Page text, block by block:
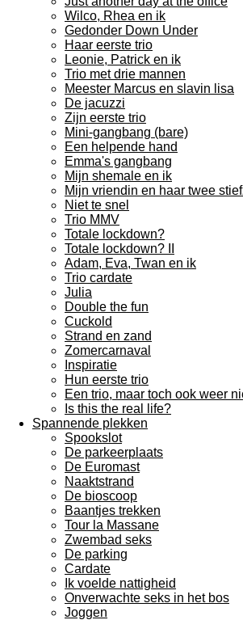
Wilco, Rhea en ik
Gedonder Down Under
Haar eerste trio
Leonie, Patrick en ik
Trio met drie mannen
Meester Marcus en slavin lisa
De jacuzzi
Zijn eerste trio
Mini-gangbang (bare)
Een helpende hand
Emma's gangbang
Mijn shemale en ik
Mijn vriendin en haar twee
Niet te snel
Trio MMV
Totale lockdown?
Totale lockdown? II
Adam, Eva, Twan en ik
Trio cardate
Julia
Double the fun
Cuckold
Strand en zand
Zomercarnaval
Inspiratie
Hun eerste trio
Een trio, maar toch ook weer
Is this the real life?
Spannende plekken
Spookslot
De parkeerplaats
De Euromast
Naaktstrand
De bioscoop
Baantjes trekken
Tour la Massane
Zwembad seks
De parking
Cardate
Ik voelde nattigheid
Onverwachte seks in het bos
Joggen